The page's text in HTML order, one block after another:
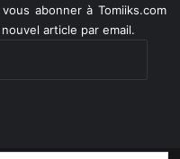
abonner à Tomiiks.com
article par email.